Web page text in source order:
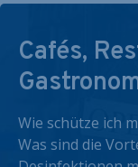
Cafés,
Wie schütze ich
Was sind die